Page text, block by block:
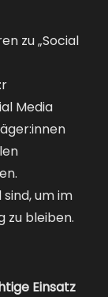
zu „Social
Media
um im
zu bleiben.
Einsatz